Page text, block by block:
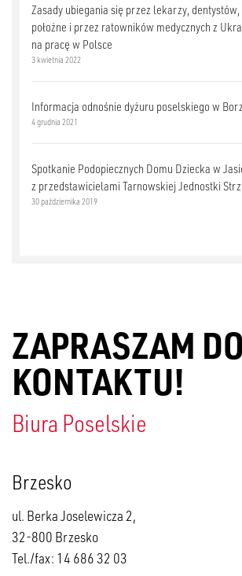
Zasady ubiegania się przez lekarzy,
położne i przez ratowników medycznych z
na pracę w Polsce
3 kwietnia 2022
Informacja odnośnie dyżuru poselskiego w
4 grudnia 2021
Spotkanie Podopiecznych Domu Dziecka w
z przedstawicielami Tarnowskiej Jednostki
30 października 2019
ZAPRASZAM DO
KONTAKTU!
Biura Poselskie
Brzesko
ul. Berka Joselewicza 2,
32-800 Brzesko
Tel./fax: 14 686 32 03